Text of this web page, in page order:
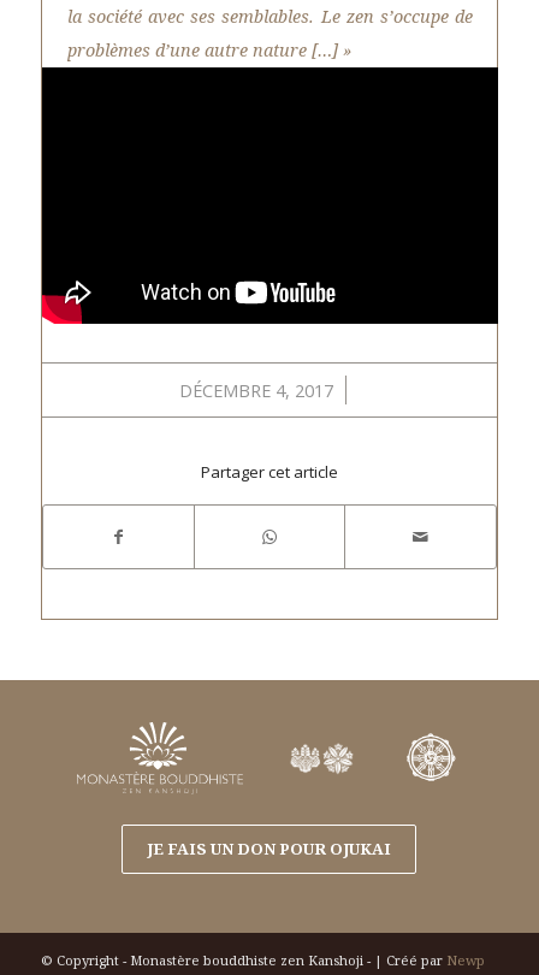
la société avec ses semblables. Le zen s’occupe de
problèmes d’une autre nature […] »
DÉCEMBRE 4, 2017
/
Partager cet article
JE FAIS UN DON POUR OJUKAI
© Copyright - Monastère bouddhiste zen Kanshoji - | Créé par Newp